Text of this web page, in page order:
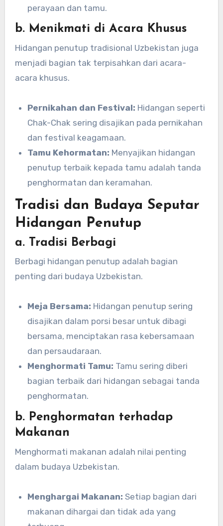
perayaan dan tamu.
b. Menikmati di Acara Khusus
Hidangan penutup tradisional Uzbekistan juga
menjadi bagian tak terpisahkan dari acara-
acara khusus.
Pernikahan dan Festival: Hidangan seperti
Chak-Chak sering disajikan pada pernikahan
dan festival keagamaan.
Tamu Kehormatan: Menyajikan hidangan
penutup terbaik kepada tamu adalah tanda
penghormatan dan keramahan.
Tradisi dan Budaya Seputar
Hidangan Penutup
a. Tradisi Berbagi
Berbagi hidangan penutup adalah bagian
penting dari budaya Uzbekistan.
Meja Bersama: Hidangan penutup sering
disajikan dalam porsi besar untuk dibagi
bersama, menciptakan rasa kebersamaan
dan persaudaraan.
Menghormati Tamu: Tamu sering diberi
bagian terbaik dari hidangan sebagai tanda
penghormatan.
b. Penghormatan terhadap
Makanan
Menghormati makanan adalah nilai penting
dalam budaya Uzbekistan.
Menghargai Makanan: Setiap bagian dari
makanan dihargai dan tidak ada yang